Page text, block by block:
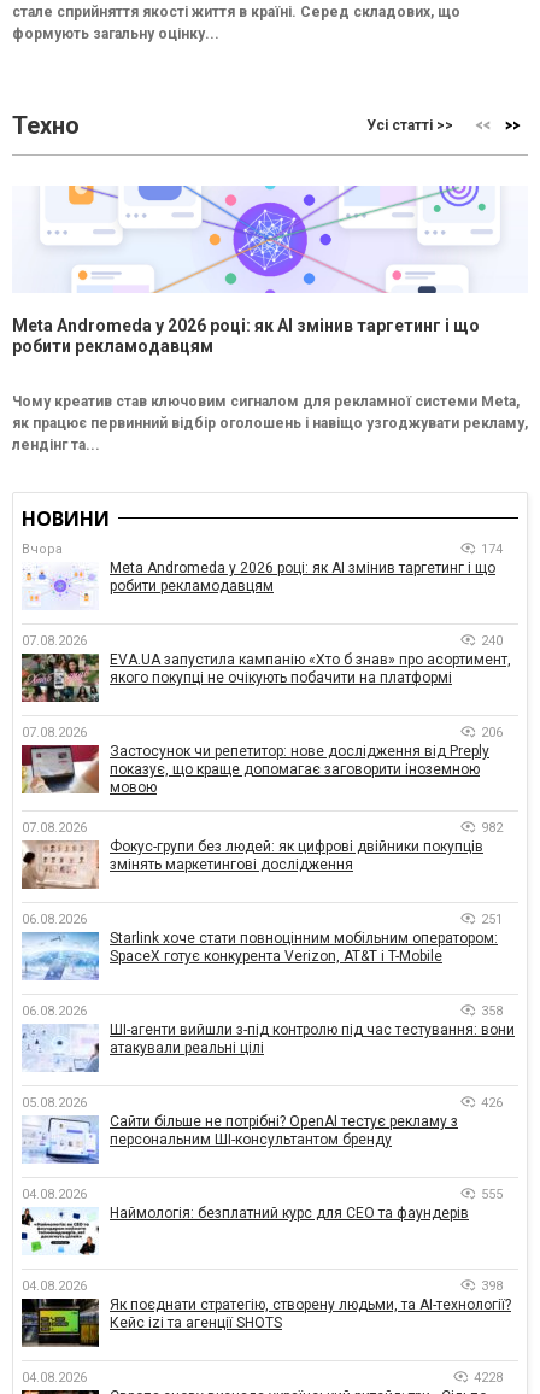
стале сприйняття якості життя в країні. Серед складових, що
формують загальну оцінку...
Техно Усі статті >>
Meta Andromeda у 2026 році: як AI змінив таргетинг і що
робити рекламодавцям
Чому креатив став ключовим сигналом для рекламної системи Meta,
як працює первинний відбір оголошень і навіщо узгоджувати рекламу,
лендінг та...
НОВИНИ
Вчора 174
Meta Andromeda у 2026 році: як AI змінив таргетинг і що
робити рекламодавцям
07.08.2026 240
EVA.UA запустила кампанію «Хто б знав» про асортимент,
якого покупці не очікують побачити на платформі
07.08.2026 206
Застосунок чи репетитор: нове дослідження від Preply
показує, що краще допомагає заговорити іноземною
мовою
07.08.2026 982
Фокус-групи без людей: як цифрові двійники покупців
змінять маркетингові дослідження
06.08.2026 251
Starlink хоче стати повноцінним мобільним оператором:
SpaceX готує конкурента Verizon, AT&T і T-Mobile
06.08.2026 358
ШІ-агенти вийшли з-під контролю під час тестування: вони
атакували реальні цілі
05.08.2026 426
Сайти більше не потрібні? OpenAI тестує рекламу з
персональним ШІ-консультантом бренду
04.08.2026 555
Наймологія: безплатний курс для CEO та фаундерів
04.08.2026 398
Як поєднати стратегію, створену людьми, та AI-технології?
Кейс izi та агенції SHOTS
04.08.2026 4228